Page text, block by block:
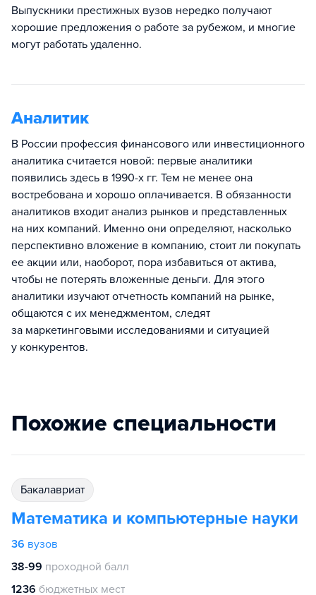
Выпускники престижных вузов нередко получают
хорошие предложения о работе за рубежом, и многие
могут работать удаленно.
Аналитик
В России профессия финансового или инвестиционного
аналитика считается новой: первые аналитики
появились здесь в 1990-х гг. Тем не менее она
востребована и хорошо оплачивается. В обязанности
аналитиков входит анализ рынков и представленных
на них компаний. Именно они определяют, насколько
перспективно вложение в компанию, стоит ли покупать
ее акции или, наоборот, пора избавиться от актива,
чтобы не потерять вложенные деньги. Для этого
аналитики изучают отчетность компаний на рынке,
общаются с их менеджментом, следят
за маркетинговыми исследованиями и ситуацией
у конкурентов.
Похожие специальности
бакалавриат
Математика и компьютерные науки
36 вузов
38-99 проходной балл
1236 бюджетных мест